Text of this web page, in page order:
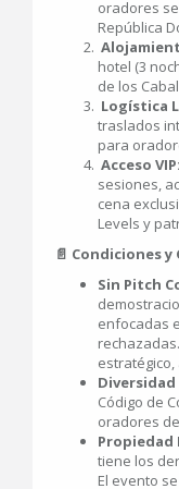
oradores
República
hotel (3
de los
Logística
traslados
para
Acceso VIP:
sesiones,
cena
Levels y
📄 Condiciones y
Sin Pitch
enfocadas
Código de
oradores
tiene los
El evento